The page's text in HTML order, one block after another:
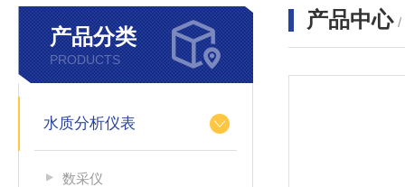
产品分类
PRODUCTS
水质分析仪表
数采仪
产品中心 /